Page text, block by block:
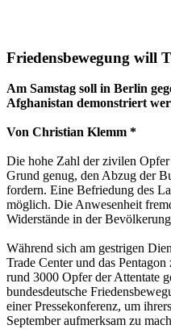
Friedensbewegung will
Am Samstag soll in Berlin
Afghanistan demonstriert
Von Christian Klemm *
Die hohe Zahl der zivilen
Grund genug, den Abzug der
fordern. Eine Befriedung des
möglich. Die Anwesenheit
Widerstände in der
Während sich am gestrigen
Trade Center und das
rund 3000 Opfer der Attentate
bundesdeutsche
einer Pressekonferenz, um
September aufmerksam zu